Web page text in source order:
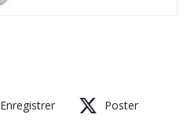
Enregistrer Poster